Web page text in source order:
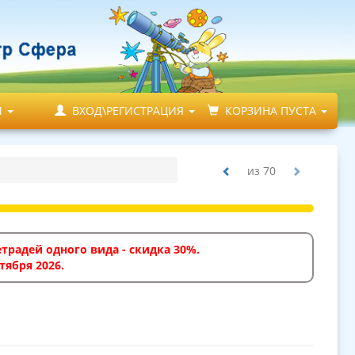
ВХОД\РЕГИСТРАЦИЯ КОРЗИНА ПУСТА
из 70
одного вида - скидка 30%.
2026.